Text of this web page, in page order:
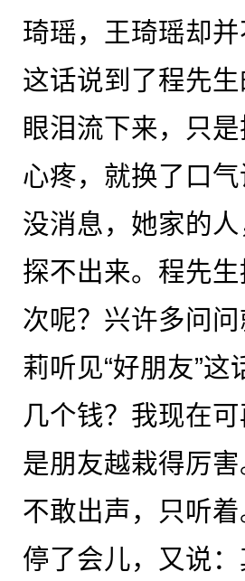
琦瑶，王琦瑶却
这话说到了程先
眼泪流下来，只
心疼，就换了口
没消息，她家的
探不出来。程先
次呢？兴许多问
莉听见“好朋友”
几个钱？我现在
是朋友越栽得厉
不敢出声，只听
停了会儿，又说